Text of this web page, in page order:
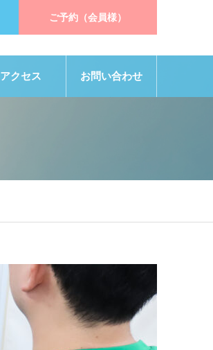
ご予約（会員様）
アクセス お問い合わせ